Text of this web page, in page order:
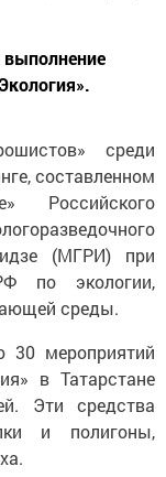
среди
составленном
Российского
(МГРИ) при
по экологии,
среды.
мероприятий
в Татарстане
Эти средства
и полигоны,